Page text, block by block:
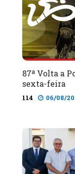
87ª Volta a
sexta-feira
114 06/08/